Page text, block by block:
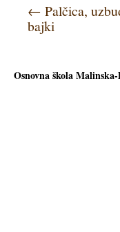
← Palčica,
bajki
Osnovna škola